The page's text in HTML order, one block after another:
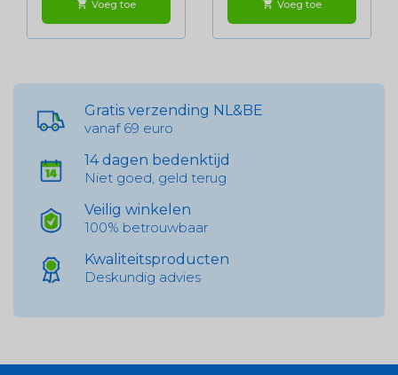
shopping_cart Voeg toe shopping_cart Voeg toe
Gratis verzending NL&BE
vanaf 69 euro
14 dagen bedenktijd
Niet goed, geld terug
Veilig winkelen
100% betrouwbaar
Kwaliteitsproducten
Deskundig advies